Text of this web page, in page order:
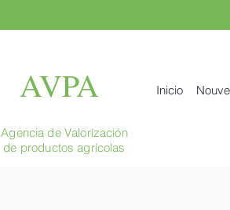
AVPA Inicio
Agencia de Valorización
de productos agrícolas